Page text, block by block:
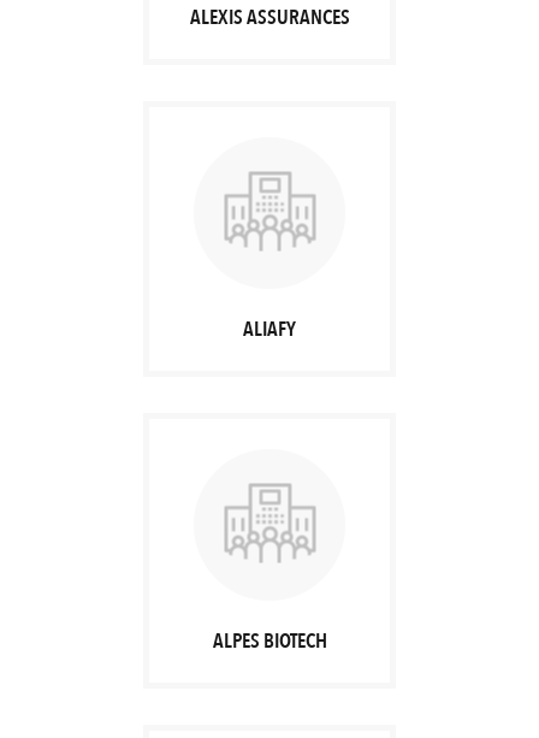
ALEXIS ASSURANCES
ALIAFY
ALPES BIOTECH